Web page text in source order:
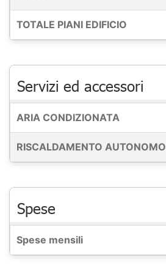
TOTALE PIANI EDIFICIO
Servizi ed accessori
ARIA CONDIZIONATA
RISCALDAMENTO AUTONOMO
Spese
Spese mensili